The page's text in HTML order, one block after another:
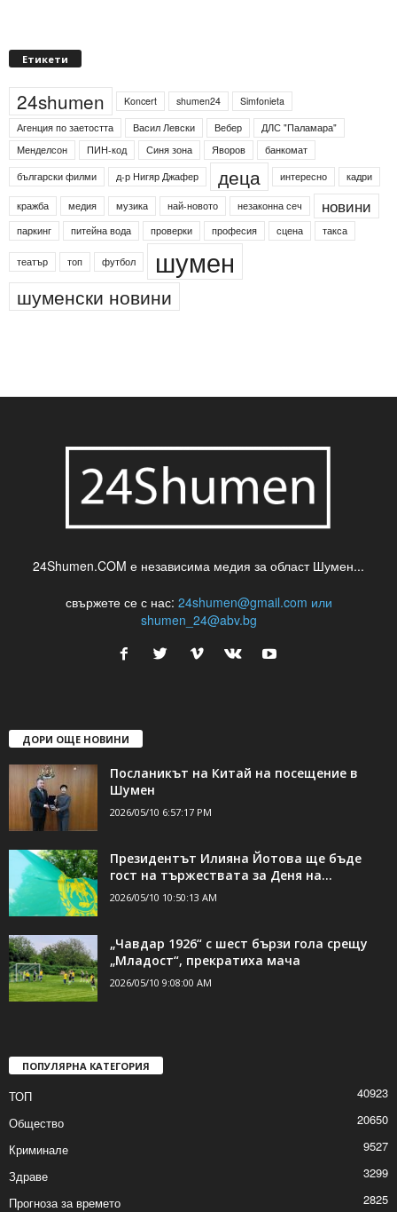
Етикети
24shumen Koncert shumen24
Simfonieta
Агенция по заетостта
Васил Левски Вебер
ДЛС "Паламара"
Менделсон
ПИН-код Синя зона Яворов
банкомат
български филми
д-р Нигяр Джафер деца интересно кадри
кражба медия музика най-новото незаконна сеч новини
паркинг питейна вода проверки професия сцена такса
театър топ футбол шумен
шуменски новини
24Shumen.COM е независима медия за област Шумен...
свържете се с нас: 24shumen@gmail.com или
shumen_24@abv.bg
ДОРИ ОЩЕ НОВИНИ
Посланикът на Китай на посещение в
Шумен
2026/05/10 6:57:17 PM
Президентът Илияна Йотова ще бъде
гост на тържествата за Деня на...
2026/05/10 10:50:13 AM
„Чавдар 1926“ с шест бързи гола срещу
„Младост“, прекратиха мача
2026/05/10 9:08:00 AM
ПОПУЛЯРНА КАТЕГОРИЯ
ТОП
40923
Общество
20650
Криминале
9527
Здраве
3299
Прогноза за времето
2825